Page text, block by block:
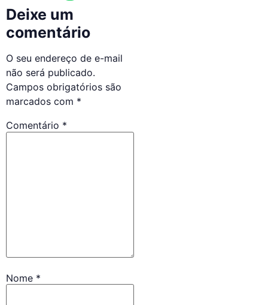
Deixe um
comentário
O seu endereço de e-mail
não será publicado.
Campos obrigatórios são
marcados com *
Comentário *
Nome *